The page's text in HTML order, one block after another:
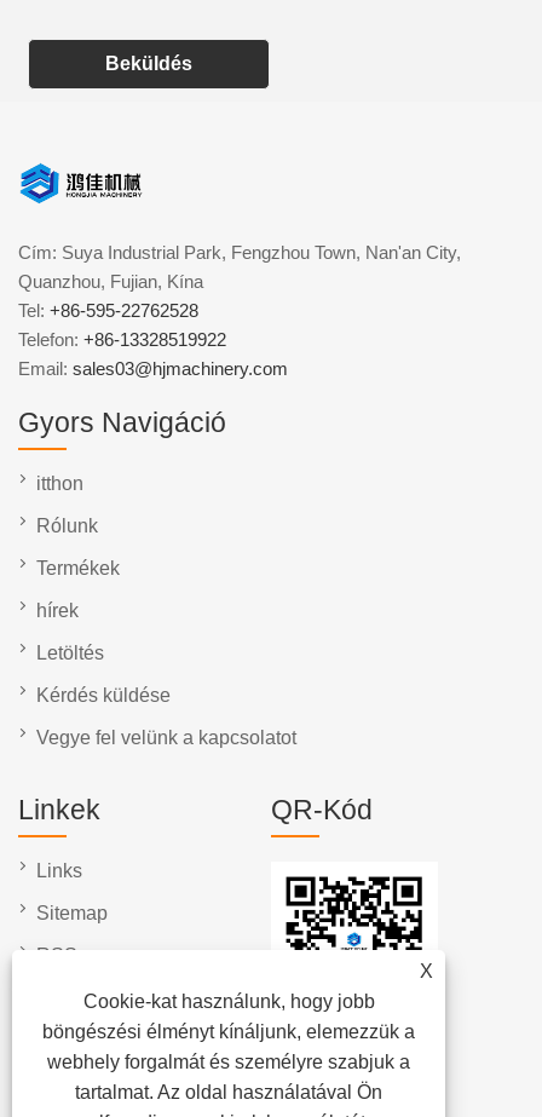
Beküldés
X
Cookie-kat használunk, hogy jobb
böngészési élményt kínáljunk, elemezzük a
webhely forgalmát és személyre szabjuk a
tartalmat. Az oldal használatával Ön
Cím: Suya Industrial Park, Fengzhou Town, Nan'an City,
Quanzhou, Fujian, Kína
Tel: +86-595-22762528
Telefon: +86-13328519922
Email: sales03@hjmachinery.com
Gyors Navigáció
itthon
Rólunk
Termékek
hírek
Letöltés
Kérdés küldése
Vegye fel velünk a kapcsolatot
Linkek
Links
Sitemap
RSS
Adatvédelmi szabályzat
QR-Kód